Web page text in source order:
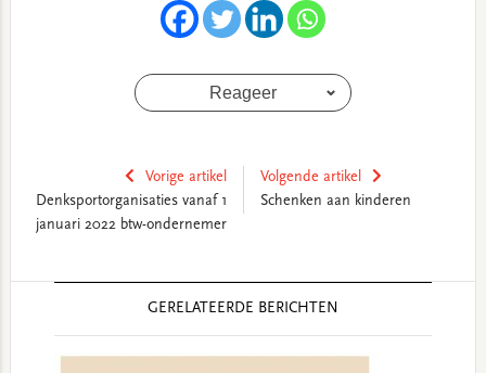
Reageer
Vorige artikel
Denksportorganisaties vanaf 1
januari 2022 btw-ondernemer
Volgende artikel
Schenken aan kinderen
GERELATEERDE BERICHTEN